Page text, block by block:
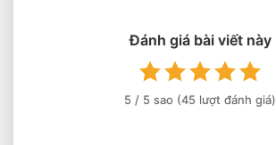
Đánh giá bài viết này
5 / 5 sao (45 lượt đánh giá)